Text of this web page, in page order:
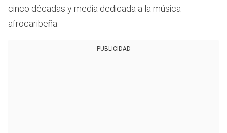
cinco décadas y media dedicada a la música
afrocaribeña.
PUBLICIDAD